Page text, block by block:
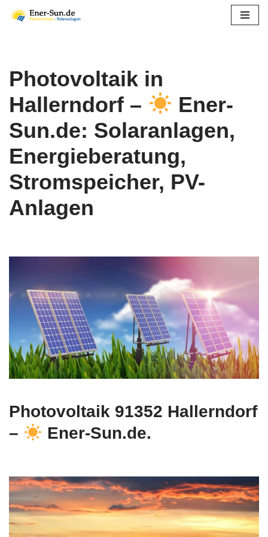
Photovoltaik in
Hallerndorf –
Ener-
Sun.de: Solaranlagen,
Energieberatung,
Stromspeicher, PV-
Anlagen
Photovoltaik 91352 Hallerndorf
–
Ener-Sun.de.